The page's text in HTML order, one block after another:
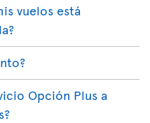
vuelos está
Opción Plus a